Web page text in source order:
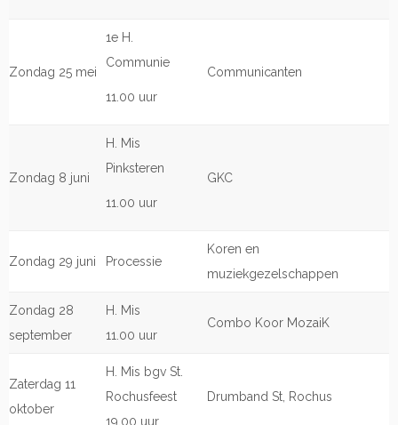
Zondag 25 mei
1e H.
Communie
11.00 uur
Communicanten
Zondag 8 juni
H. Mis
Pinksteren
11.00 uur
GKC
Zondag 29 juni Processie
Koren en
muziekgezelschappen
Zondag 28
september
H. Mis
11.00 uur
Combo Koor MozaiK
Zaterdag 11
oktober
H. Mis bgv St.
Rochusfeest
19.00 uur
Drumband St, Rochus